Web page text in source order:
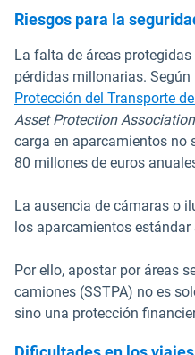
Riesgos para la
La falta de áreas
pérdidas millonarias. Según
Protección del Transporte
Asset Protection Association
carga en aparcamientos no
80 millones de euros
La ausencia de cámaras o
los aparcamientos estándar
Por ello, apostar por áreas
camiones (SSTPA) no es
sino una protección